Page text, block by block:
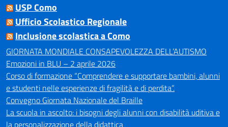
USP Como
Ufficio Scolastico Regionale
Inclusione scolastica a Como
GIORNATA MONDIALE CONSAPEVOLEZZA DELL’AUTISMO
Emozioni in BLU – 2 aprile 2026
Corso di formazione “Comprendere e supportare bambini, alunni
e studenti nelle esperienze di fragilità e di perdita”.
Convegno Giornata Nazionale del Braille
La scuola in ascolto: i bisogni degli alunni con disabilità uditiva e
la personalizzazione della didattica